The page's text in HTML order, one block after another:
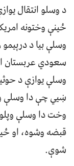
د وسلو انتقال
ځینې وختونه
وسلې بيا د
سعودي عربستان
وسلې يوازې د
ښيي چې دا وسلې
وخت دا وسلې
قبضه وشوه، او
شوې.